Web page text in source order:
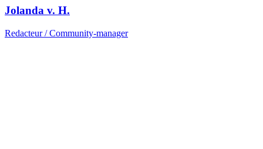
Jolanda v. H.
Redacteur / Community-manager